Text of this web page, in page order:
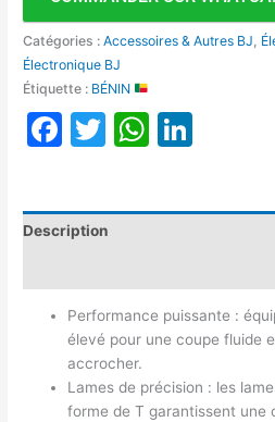
Catégories :Accessoires & Autres BJ
Électronique BJ
Étiquette : BÉNIN
Facebook
Twitter
Description
Performance puissante :
élevé pour une coupe fluide
accrocher.
Lames de précision : les
forme de T garantissent une